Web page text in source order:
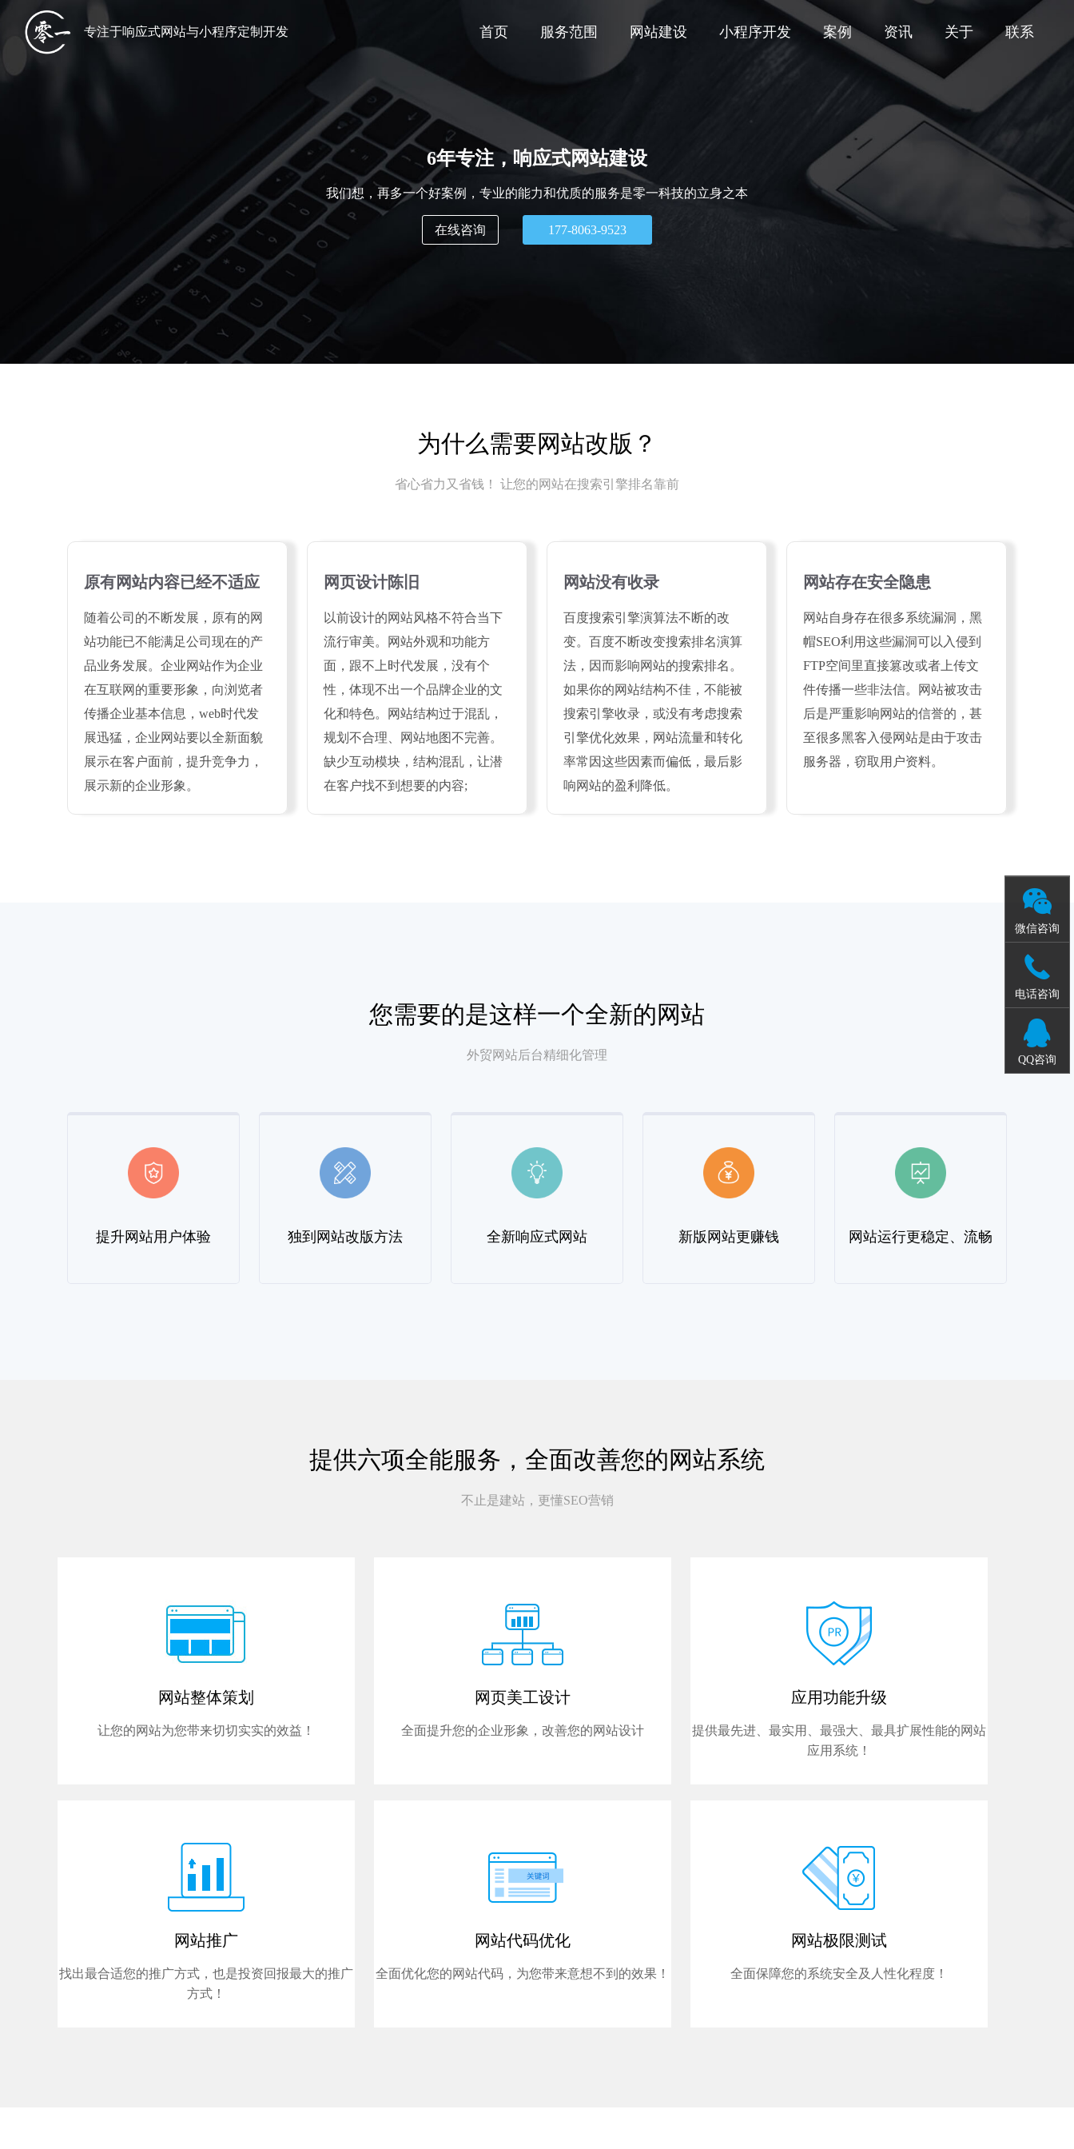
专注于响应式网站与小程序定制开发 首页 服务范围 网站建设 小程序开发 案例 资讯 关于 联系
6年专注，响应式网站建设
我们想，再多一个好案例，专业的能力和优质的服务是零一科技的立身之本
在线咨询 177-8063-9523
为什么需要网站改版？
省心省力又省钱！ 让您的网站在搜索引擎排名靠前
原有网站内容已经不适应
随着公司的不断发展，原有的网
站功能已不能满足公司现在的产
品业务发展。企业网站作为企业
在互联网的重要形象，向浏览者
传播企业基本信息，web时代发
展迅猛，企业网站要以全新面貌
展示在客户面前，提升竞争力，
展示新的企业形象。
网页设计陈旧
以前设计的网站风格不符合当下
流行审美。网站外观和功能方
面，跟不上时代发展，没有个
性，体现不出一个品牌企业的文
化和特色。网站结构过于混乱，
规划不合理、网站地图不完善。
缺少互动模块，结构混乱，让潜
在客户找不到想要的内容;
网站没有收录
百度搜索引擎演算法不断的改
变。百度不断改变搜索排名演算
法，因而影响网站的搜索排名。
如果你的网站结构不佳，不能被
搜索引擎收录，或没有考虑搜索
引擎优化效果，网站流量和转化
率常因这些因素而偏低，最后影
响网站的盈利降低。
网站存在安全隐患
网站自身存在很多系统漏洞，黑
帽SEO利用这些漏洞可以入侵到
FTP空间里直接篡改或者上传文
件传播一些非法信。网站被攻击
后是严重影响网站的信誉的，甚
至很多黑客入侵网站是由于攻击
服务器，窃取用户资料。
您需要的是这样一个全新的网站
外贸网站后台精细化管理
提升网站用户体验 独到网站改版方法 全新响应式网站 新版网站更赚钱 网站运行更稳定、流畅
提供六项全能服务，全面改善您的网站系统
不止是建站，更懂SEO营销
网站整体策划
让您的网站为您带来切切实实的效益！
网页美工设计
全面提升您的企业形象，改善您的网站设计
应用功能升级
提供最先进、最实用、最强大、最具扩展性能的网站
应用系统！
网站推广
找出最合适您的推广方式，也是投资回报最大的推广
方式！
网站代码优化
全面优化您的网站代码，为您带来意想不到的效果！
网站极限测试
全面保障您的系统安全及人性化程度！
微信咨询
电话咨询
QQ咨询